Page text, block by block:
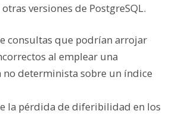
versiones de PostgreSQL.
consultas que podrían arrojar
al emplear una
no determinista sobre un índice
la pérdida de diferibilidad en los